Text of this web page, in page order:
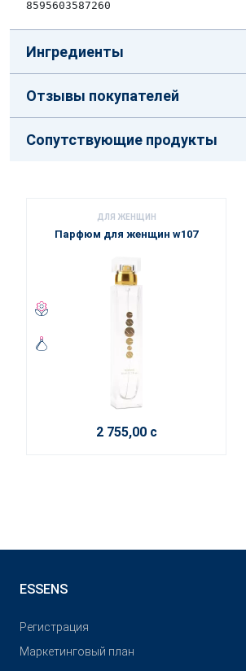
8595603587260
Ингредиенты
Отзывы покупателей
Сопутствующие продукты
ДЛЯ ЖЕНЩИН
Парфюм для женщин w107
2 755,00 с
ESSENS
Pегистрация
Маркетинговый план